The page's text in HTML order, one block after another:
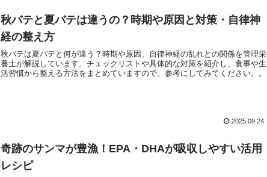
秋バテと夏バテは違うの？時期や原因と対策・自律神
経の整え方
秋バテは夏バテと何が違う？時期や原因、自律神経の乱れとの関係を管理栄
養士が解説しています。チェックリストや具体的な対策を紹介し、食事や生
活習慣から整える方法をまとめていますので、参考にしてみてください。。
2025.09.24
奇跡のサンマが豊漁！EPA・DHAが吸収しやすい活用
レシピ